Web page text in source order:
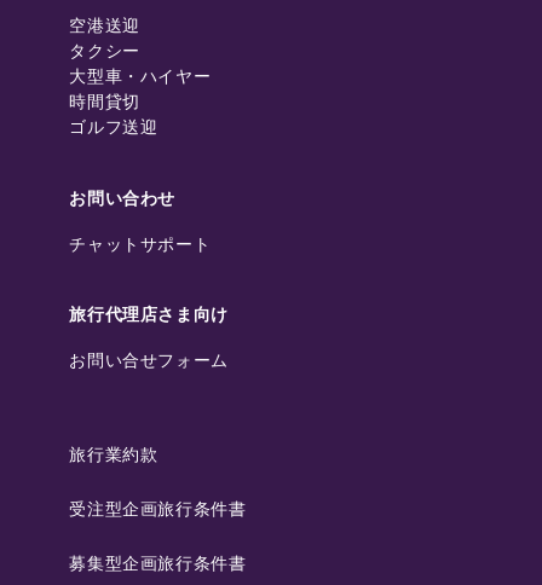
空港送迎
タクシー
大型車・ハイヤー
時間貸切
ゴルフ送迎
お問い合わせ
チャットサポート
旅行代理店さま向け
お問い合せフォーム
旅行業約款
受注型企画旅行条件書
募集型企画旅行条件書